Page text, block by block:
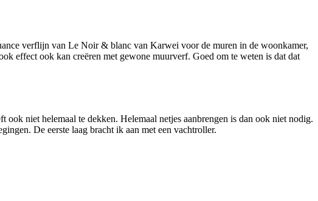
verflijn van Le Noir & blanc van Karwei voor de muren in de woonkamer,
effect ook kan creëren met gewone muurverf. Goed om te weten is dat dat
niet helemaal te dekken. Helemaal netjes aanbrengen is dan ook niet nodig.
De eerste laag bracht ik aan met een vachtroller.